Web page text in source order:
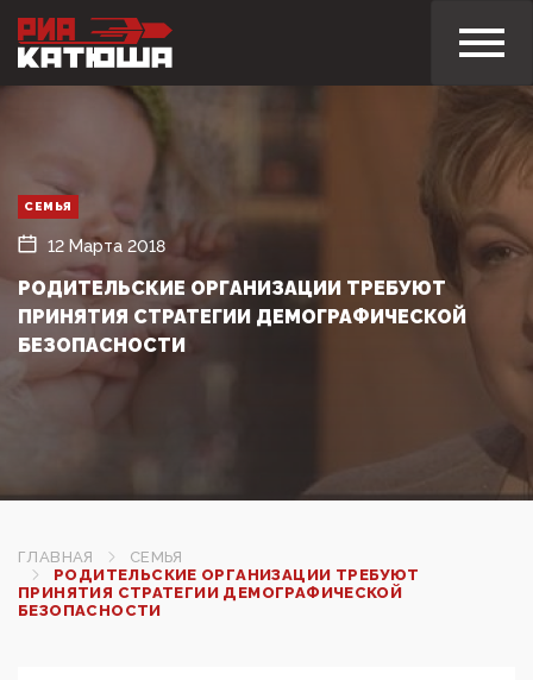
СЕМЬЯ
12 Марта 2018
РОДИТЕЛЬСКИЕ ОРГАНИЗАЦИИ ТРЕБУЮТ
ПРИНЯТИЯ СТРАТЕГИИ ДЕМОГРАФИЧЕСКОЙ
БЕЗОПАСНОСТИ
ГЛАВНАЯ
СЕМЬЯ
РОДИТЕЛЬСКИЕ ОРГАНИЗАЦИИ ТРЕБУЮТ
ПРИНЯТИЯ СТРАТЕГИИ ДЕМОГРАФИЧЕСКОЙ
БЕЗОПАСНОСТИ